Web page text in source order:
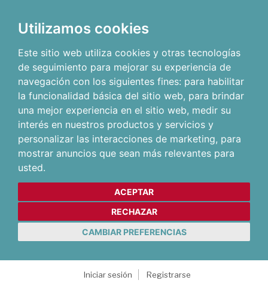
Utilizamos cookies
Este sitio web utiliza cookies y otras tecnologías
de seguimiento para mejorar su experiencia de
navegación con los siguientes fines: para habilitar
la funcionalidad básica del sitio web, para brindar
una mejor experiencia en el sitio web, medir su
interés en nuestros productos y servicios y
personalizar las interacciones de marketing, para
mostrar anuncios que sean más relevantes para
usted.
ACEPTAR
RECHAZAR
CAMBIAR PREFERENCIAS
Iniciar sesión
Registrarse